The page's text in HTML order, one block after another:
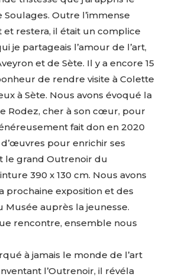
Outre l’immense
et restera, il était un complice
je partageais l’amour de l’art,
et de Sète. Il y a encore 15
de rendre visite à Colette
à Sète. Nous avons évoqué la
Rodez, cher à son cœur, pour
fait don en 2020
pour enrichir ses
le grand Outrenoir du
390 x 130 cm. Nous avons
prochaine exposition et des
Musée auprès la jeunesse.
rencontre, ensemble nous
à jamais le monde de l’art
l’Outrenoir, il révéla